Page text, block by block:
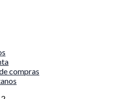
compras